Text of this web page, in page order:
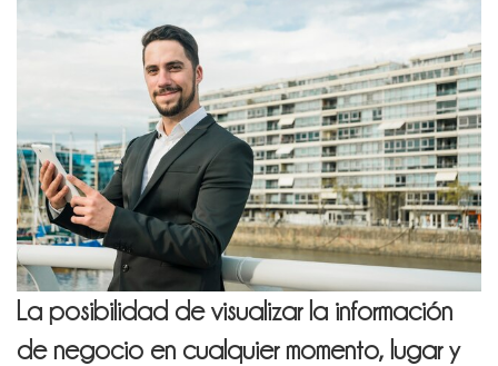
La posibilidad de visualizar la información
de negocio en cualquier momento, lugar y